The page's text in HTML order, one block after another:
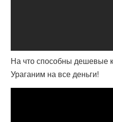
На что способны дешевые
Ураганим на все деньги!